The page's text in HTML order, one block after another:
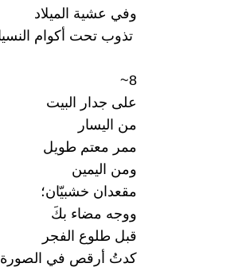
وفي عشية الميلاد
تذوب تحت أكوام
8~
على جدار البيت
من اليسار
ممر معتم طويل
ومن اليمين
مقعدان خشبيّان؛
ووجه مضاء بكَ
قبل طلوع الفجر
كدتُ أرقص في